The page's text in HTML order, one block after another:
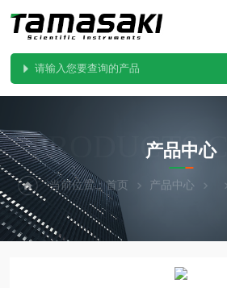
PRODUCTS
产品中心
当前位置：首页 产品中心